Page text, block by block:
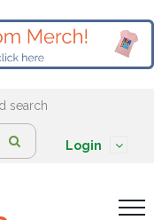
search
Login